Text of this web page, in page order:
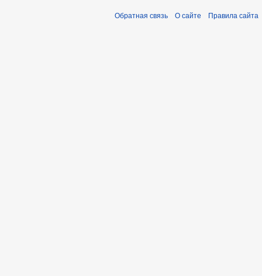
Обратная связь О сайте Правила сайта